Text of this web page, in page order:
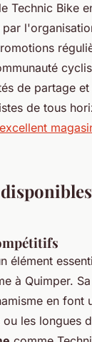
Technic Bike
par
de partage et
de tous
élément
à Quimper.
en font
les longues